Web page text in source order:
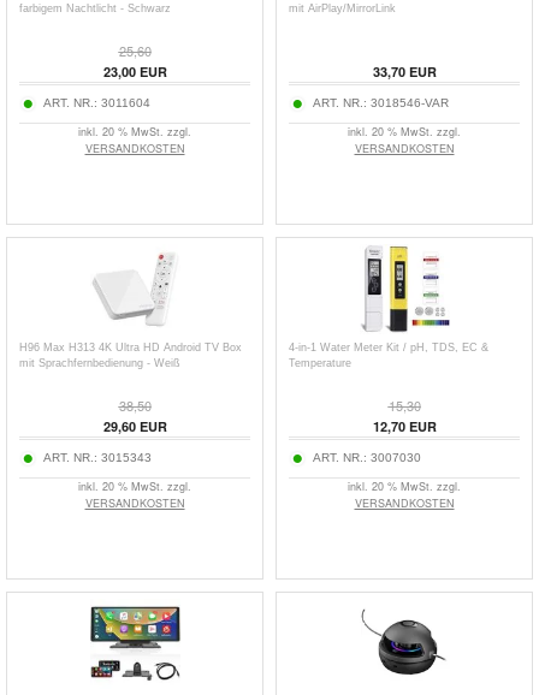
farbigem Nachtlicht - Schwarz
25,60
23,00EUR
ART. NR.: 3011604
inkl. 20 % MwSt. zzgl.
VERSANDKOSTEN
mit AirPlay/MirrorLink
33,70EUR
ART. NR.: 3018546-VAR
inkl. 20 % MwSt. zzgl.
VERSANDKOSTEN
H96 Max H313 4K Ultra HD Android TV Box
mit Sprachfernbedienung - Weiß
38,50
29,60EUR
ART. NR.: 3015343
inkl. 20 % MwSt. zzgl.
VERSANDKOSTEN
4-in-1 Water Meter Kit / pH, TDS, EC &
Temperature
15,30
12,70EUR
ART. NR.: 3007030
inkl. 20 % MwSt. zzgl.
VERSANDKOSTEN